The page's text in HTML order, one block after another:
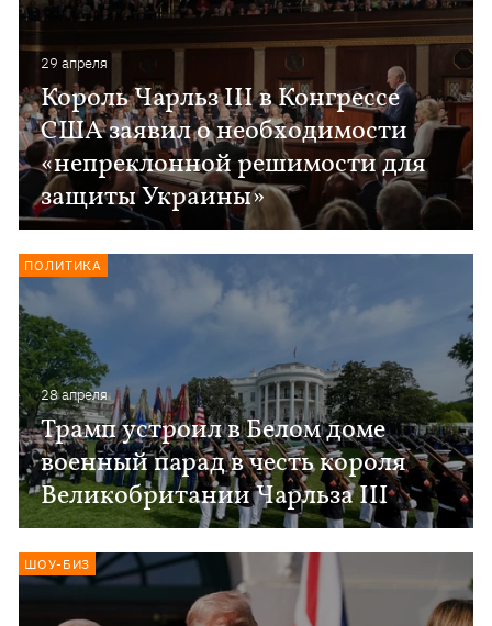
29 апреля
Король Чарльз III в Конгрессе
США заявил о необходимости
«непреклонной решимости для
защиты Украины»
28 апреля
Трамп устроил в Белом доме
военный парад в честь короля
Великобритании Чарльза III
ПОЛИТИКА
ШОУ-БИЗ